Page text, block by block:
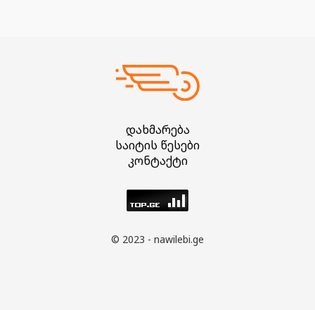
დახმარება
საიტის წესები
კონტაქტი
© 2023 - nawilebi.ge